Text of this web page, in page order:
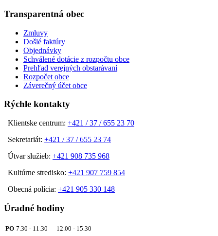
Transparentná obec
Zmluvy
Došlé faktúry
Objednávky
Schválené dotácie z rozpočtu obce
Prehľad verejných obstarávaní
Rozpočet obce
Záverečný účet obce
Rýchle kontakty
Klientske centrum: +421 / 37 / 655 23 70
Sekretariát: +421 / 37 / 655 23 74
Útvar služieb: +421 908 735 968
Kultúrne stredisko: +421 907 759 854
Obecná polícia: +421 905 330 148
Úradné hodiny
PO 7.30 - 11.30 12.00 - 15.30